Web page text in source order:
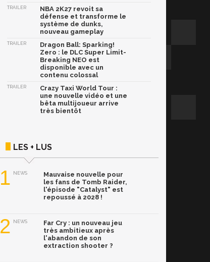
TRAILER
NBA 2K27 revoit sa
défense et transforme le
système de dunks,
nouveau gameplay
TRAILER
Dragon Ball: Sparking!
Zero : le DLC Super Limit-
Breaking NEO est
disponible avec un
contenu colossal
TRAILER
Crazy Taxi World Tour :
une nouvelle vidéo et une
bêta multijoueur arrive
très bientôt
LES + LUS
1 NEWS
Mauvaise nouvelle pour
les fans de Tomb Raider,
l'épisode "Catalyst" est
repoussé à 2028 !
2 NEWS
Far Cry : un nouveau jeu
très ambitieux après
l'abandon de son
extraction shooter ?